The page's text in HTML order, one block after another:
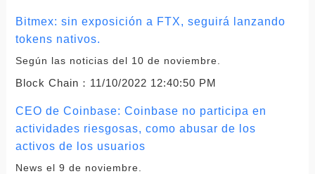
Bitmex: sin exposición a FTX, seguirá lanzando
tokens nativos.
Según las noticias del 10 de noviembre.
Block Chain： 11/10/2022 12:40:50 PM
CEO de Coinbase: Coinbase no participa en
actividades riesgosas, como abusar de los
activos de los usuarios
News el 9 de noviembre.